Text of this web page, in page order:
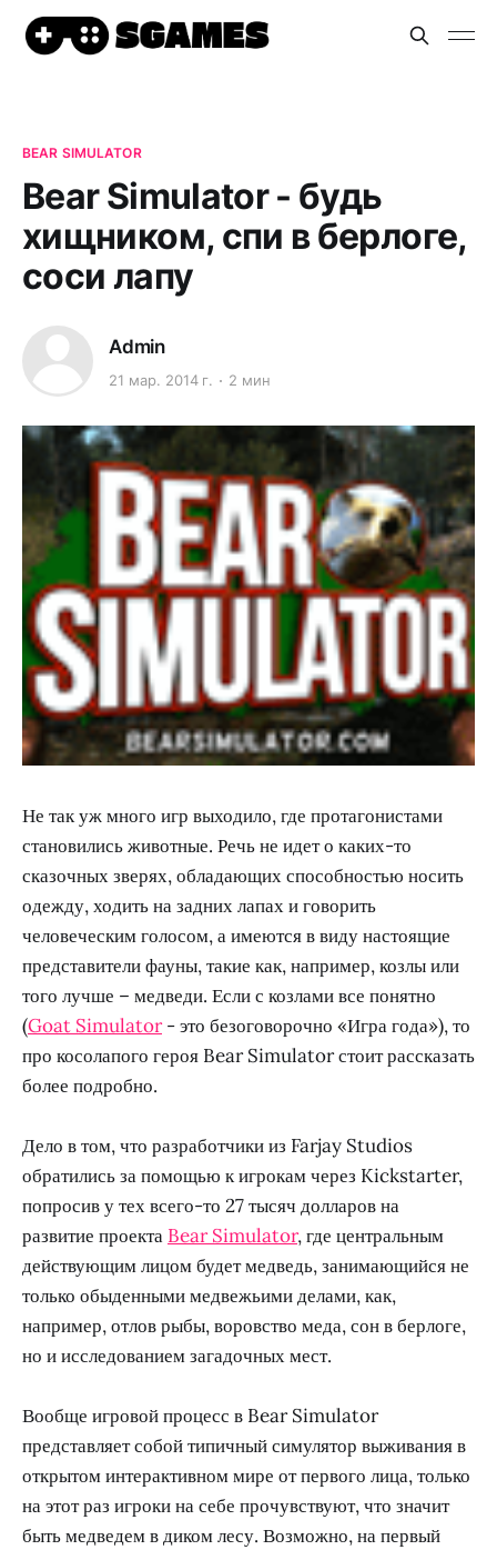
BEAR SIMULATOR
Bear Simulator - будь
хищником, спи в берлоге,
соси лапу
Admin
21 мар. 2014 г. 2 мин
Не так уж много игр выходило, где протагонистами
становились животные. Речь не идет о каких-то
сказочных зверях, обладающих способностью носить
одежду, ходить на задних лапах и говорить
человеческим голосом, а имеются в виду настоящие
представители фауны, такие как, например, козлы или
того лучше – медведи. Если с козлами все понятно
(Goat Simulator- это безоговорочно «Игра года»), то
про косолапого героя Bear Simulator стоит рассказать
более подробно.
Дело в том, что разработчики из Farjay Studios
обратились за помощью к игрокам через Kickstarter,
попросив у тех всего-то 27 тысяч долларов на
развитие проекта Bear Simulator, где центральным
действующим лицом будет медведь, занимающийся не
только обыденными медвежьими делами, как,
например, отлов рыбы, воровство меда, сон в берлоге,
но и исследованием загадочных мест.
Вообще игровой процесс в Bear Simulator
представляет собой типичный симулятор выживания в
открытом интерактивном мире от первого лица, только
на этот раз игроки на себе прочувствуют, что значит
быть медведем в диком лесу. Возможно, на первый